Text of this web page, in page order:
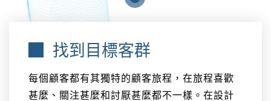
找到目標客群
每個顧客都有其獨特的顧客旅程，在旅程喜歡
甚麼、關注甚麼和討厭甚麼都不一樣。在設計